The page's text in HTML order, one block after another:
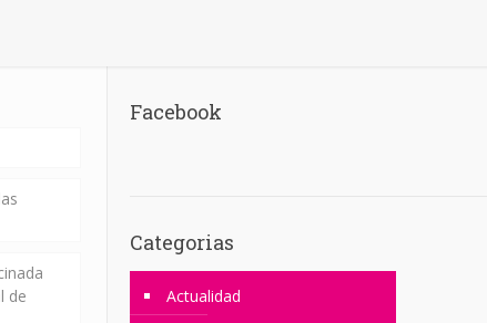
de
Facebook
Categorias
Actualidad